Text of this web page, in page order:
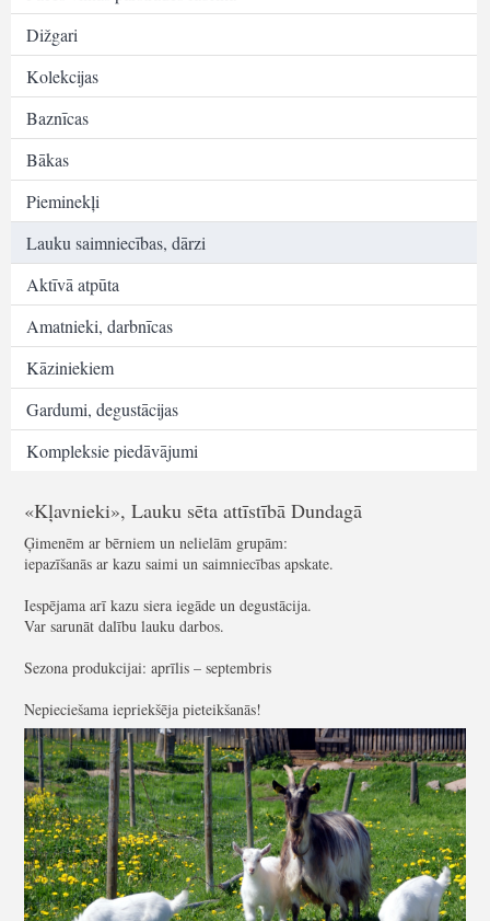
Dižgari
Kolekcijas
Baznīcas
Bākas
Pieminekļi
Lauku saimniecības, dārzi
Aktīvā atpūta
Amatnieki, darbnīcas
Kāziniekiem
Gardumi, degustācijas
Kompleksie piedāvājumi
«Kļavnieki», Lauku sēta attīstībā Dundagā
Ģimenēm ar bērniem un nelielām grupām:
iepazīšanās ar kazu saimi un saimniecības apskate.
Iespējama arī kazu siera iegāde un degustācija.
Var sarunāt dalību lauku darbos.
Sezona produkcijai: aprīlis – septembris
Nepieciešama iepriekšēja pieteikšanās!